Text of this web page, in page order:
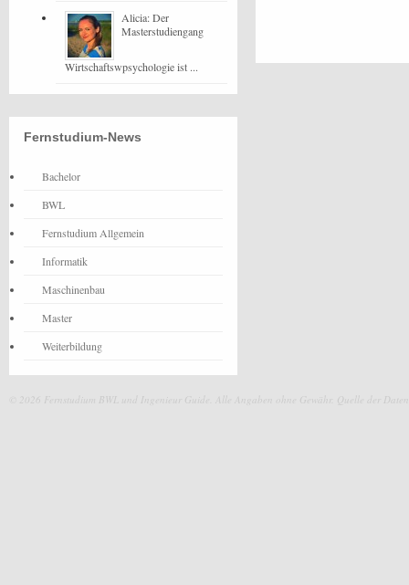
Alicia: Der
Masterstudiengang
Wirtschaftswpsychologie ist ...
Fernstudium-News
Bachelor
BWL
Fernstudium Allgemein
Informatik
Maschinenbau
Master
Weiterbildung
© 2026 Fernstudium BWL und Ingenieur Guide. Alle Angaben ohne Gewähr. Quelle der